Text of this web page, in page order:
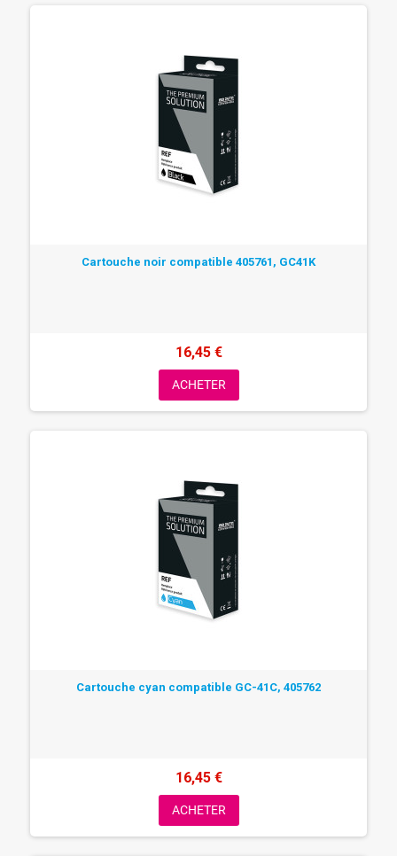
Cartouche noir compatible 405761, GC41K
16,45 €
ACHETER
Cartouche cyan compatible GC-41C, 405762
16,45 €
ACHETER